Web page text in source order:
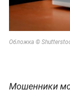
Обложка ©
Мошенники